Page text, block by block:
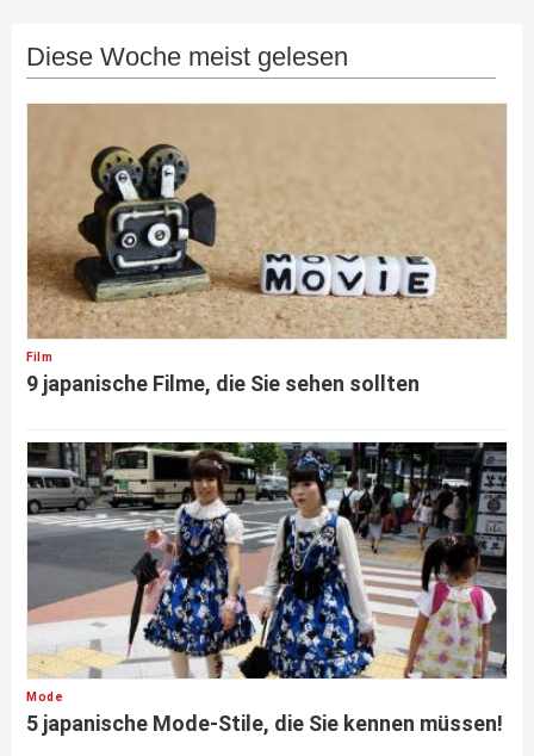
Diese Woche meist gelesen
Film
9 japanische Filme, die Sie sehen sollten
Mode
5 japanische Mode-Stile, die Sie kennen müssen!